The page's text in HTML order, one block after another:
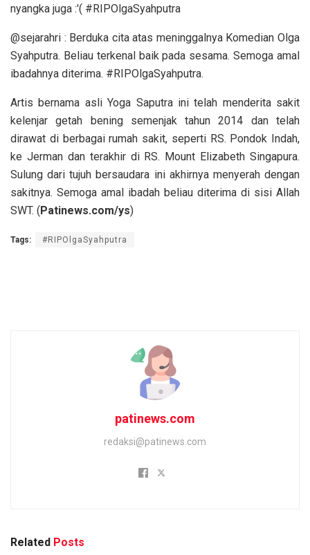
nyangka juga :'( #RIPOlgaSyahputra
@sejarahri : Berduka cita atas meninggalnya Komedian Olga
Syahputra. Beliau terkenal baik pada sesama. Semoga amal
ibadahnya diterima. #RIPOlgaSyahputra.
Artis bernama asli Yoga Saputra ini telah menderita sakit
kelenjar getah bening semenjak tahun 2014 dan telah
dirawat di berbagai rumah sakit, seperti RS. Pondok Indah,
ke Jerman dan terakhir di RS. Mount Elizabeth Singapura.
Sulung dari tujuh bersaudara ini akhirnya menyerah dengan
sakitnya. Semoga amal ibadah beliau diterima di sisi Allah
SWT. (Patinews.com/ys)
Tags: #RIPOlgaSyahputra
patinews.com
redaksi@patinews.com
Related Posts